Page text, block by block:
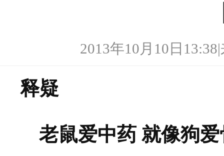
2013年10月10日13:38|
释疑
老鼠爱中药 就像狗爱